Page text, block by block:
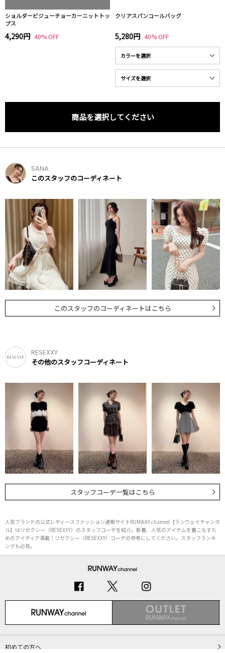
ショルダービジューチョーカーニットトッ
プス
4,290円 40% OFF
クリアスパンコールバッグ
5,280円 40% OFF
商品を選択してください
SANA
このスタッフのコーディネート
このスタッフのコーディネートはこちら
RESEXXY
その他のスタッフコーディネート
スタッフコーデ一覧はこちら
人気ブランドの公式レディースファッション通販サイトRUNWAY channel【ランウェイチャンネ
ル】はリゼクシー（RESEXXY）のスタッフコーデを紹介。新着、人気のアイテムを着こなすた
めのアイディア満載！リゼクシー（RESEXXY）コーデの参考にしてください。スタッフランキ
ングも必見。
初めての方へ